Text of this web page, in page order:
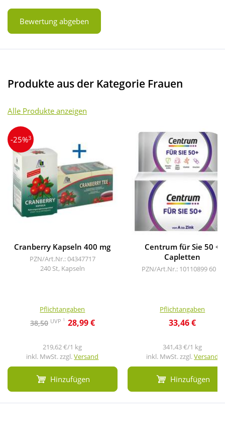
Bewertung abgeben
Produkte aus der Kategorie Frauen
Alle Produkte anzeigen
-25%3
Cranberry Kapseln 400 mg
PZN/Art.Nr.: 04347717
240 St, Kapseln
Pflichtangaben
38,50 UVP 1 28,99 €
219,62 €/1 kg
inkl. MwSt. zzgl.Versand
Hinzufügen
Centrum für Sie 50 +
Capletten
PZN/Art.Nr.: 10110899 60 St
Pflichtangaben
33,46 €
341,43 €/1 kg
inkl. MwSt. zzgl.Versand
Hinzufügen